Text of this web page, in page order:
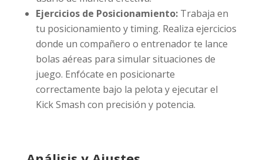
Ejercicios de Posicionamiento:Trabaja en
tu posicionamiento y timing. Realiza ejercicios
donde un compañero o entrenador te lance
bolas aéreas para simular situaciones de
juego. Enfócate en posicionarte
correctamente bajo la pelota y ejecutar el
Kick Smash con precisión y potencia.